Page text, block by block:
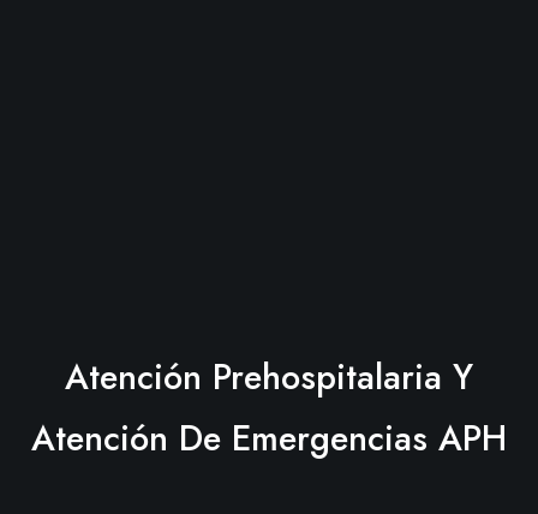
Atención Prehospitalaria Y
Atención De Emergencias APH